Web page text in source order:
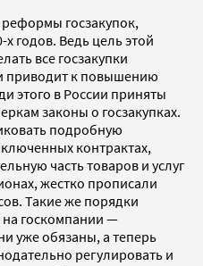
реформы госзакупок,
годов. Ведь цель этой
все госзакупки
приводит к повышению
этого в России приняты
законы о госзакупках.
подробную
контрактах,
часть товаров и услуг
жестко прописали
Такие же порядки
госкомпании —
уже обязаны, а теперь
регулировать и